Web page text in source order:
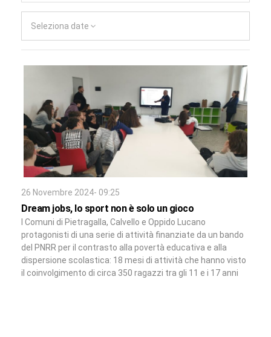
Seleziona date
26 Novembre 2024- 09:25
Dream jobs, lo sport non è solo un gioco
I Comuni di Pietragalla, Calvello e Oppido Lucano
protagonisti di una serie di attività finanziate da un bando
del PNRR per il contrasto alla povertà educativa e alla
dispersione scolastica: 18 mesi di attività che hanno visto
il coinvolgimento di circa 350 ragazzi tra gli 11 e i 17 anni